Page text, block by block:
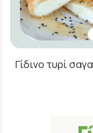
Γίδινο τυρί